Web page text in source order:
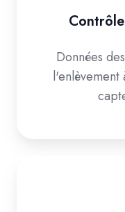
Données
l'enlèvement